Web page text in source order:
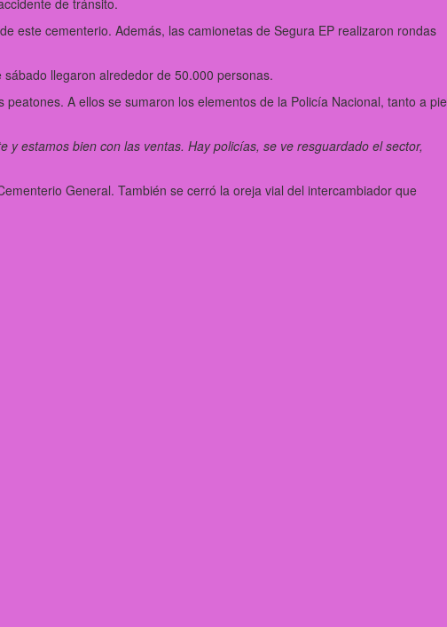
este cementerio. Además, las camionetas de Segura EP realizaron rondas
llegaron alrededor de 50.000 personas.
A ellos se sumaron los elementos de la Policía Nacional, tanto a pie
y estamos bien con las ventas. Hay policías, se ve resguardado el sector,
General. También se cerró la oreja vial del intercambiador que